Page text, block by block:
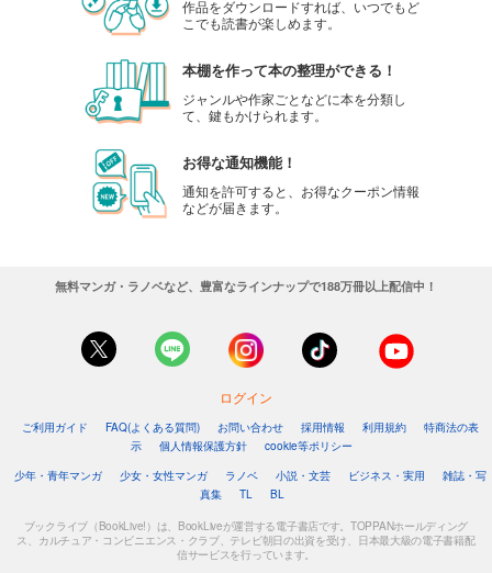
作品をダウンロードすれば、いつでもど
こでも読書が楽しめます。
本棚を作って本の整理ができる！
ジャンルや作家ごとなどに本を分類し
て、鍵もかけられます。
お得な通知機能！
通知を許可すると、お得なクーポン情報
などが届きます。
無料マンガ・ラノベなど、豊富なラインナップで188万冊以上配信中！
ログイン
ご利用ガイド FAQ(よくある質問) お問い合わせ 採用情報 利用規約
特商法の表
示
個人情報保護方針
cookie等ポリシー
少年・青年マンガ
少女・女性マンガ ラノベ 小説・文芸 ビジネス・実用
雑誌・写
真集
TL BL
ブックライブ（BookLive!）は、BookLiveが運営する電子書店です。TOPPANホールディング
ス、カルチュア・コンビニエンス・クラブ、テレビ朝日の出資を受け、日本最大級の電子書籍配
信サービスを行っています。